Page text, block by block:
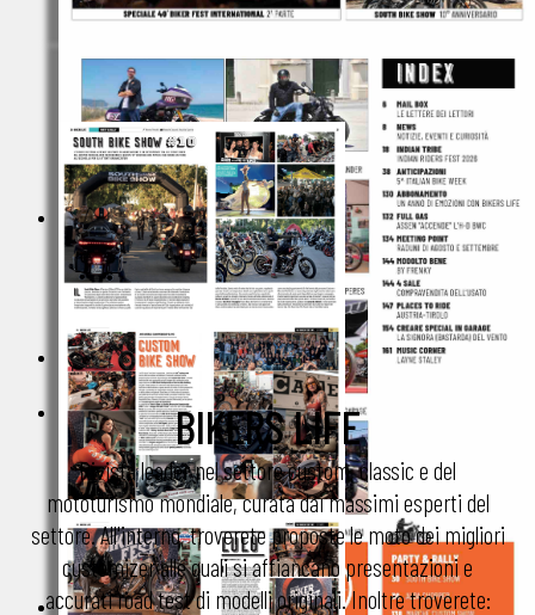
BIKERS LIFE
Rivista leader nel settore custom, classic e del
mototurismo mondiale, curata dai massimi esperti del
settore. All'interno, troverete proposte le moto dei migliori
customizer alle quali si affiancano presentazioni e
accurati road test di modelli originali. Inoltre troverete: